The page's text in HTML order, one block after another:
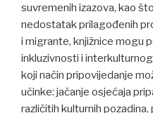
suvremenih izazova, kao
nedostatak prilagođenih
i migrante, knjižnice mogu
inkluzivnosti i
koji način pripovijedanje
učinke: jačanje osjećaja
različitih kulturnih